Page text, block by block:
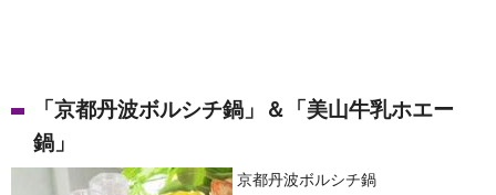
「京都丹波ボルシチ鍋」＆「美山牛乳ホエー
鍋」
京都丹波ボルシチ鍋